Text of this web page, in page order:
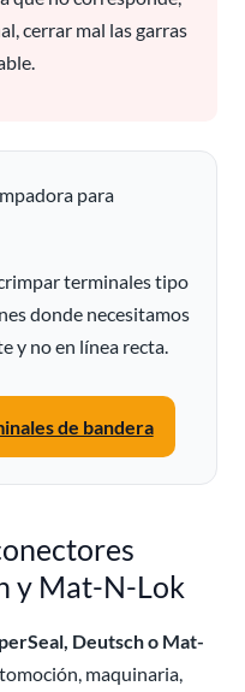
cerrar mal las garras
para
terminales tipo
donde necesitamos
y no en línea recta.
de bandera
y Mat-N-Lok
Deutsch o Mat-
maquinaria,